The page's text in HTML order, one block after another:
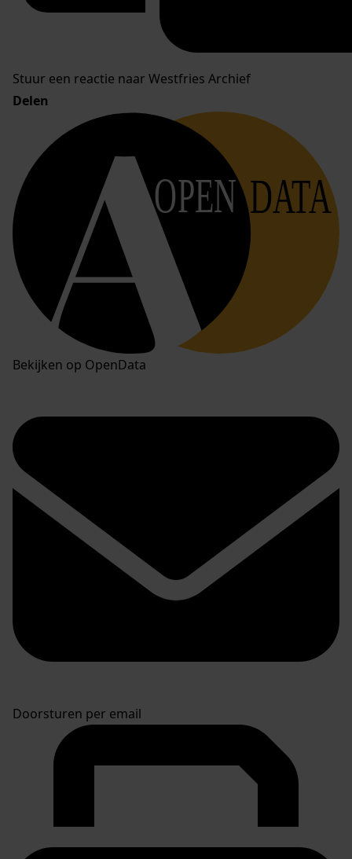
Stuur een reactie naar Westfries Archief
Delen
OPEN DATA
Bekijken op OpenData
Doorsturen per email